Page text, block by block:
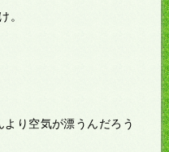
。
り空気が漂うんだろう